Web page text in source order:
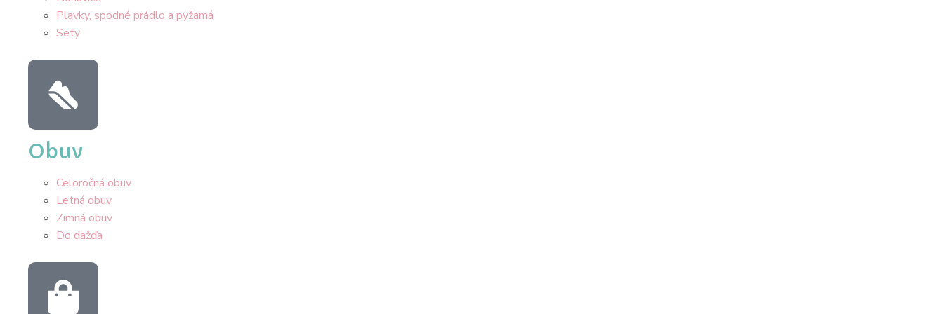
Plavky, spodné prádlo a pyžamá
Sety
Obuv
Celoročná obuv
Letná obuv
Zimná obuv
Do dažďa